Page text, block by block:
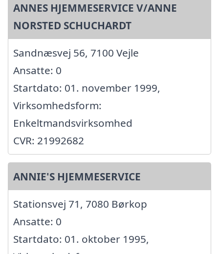
ANNES HJEMMESERVICE V/ANNE
NORSTED SCHUCHARDT
Sandnæsvej 56, 7100 Vejle
Ansatte: 0
Startdato: 01. november 1999,
Virksomhedsform:
Enkeltmandsvirksomhed
CVR: 21992682
ANNIE'S HJEMMESERVICE
Stationsvej 71, 7080 Børkop
Ansatte: 0
Startdato: 01. oktober 1995,